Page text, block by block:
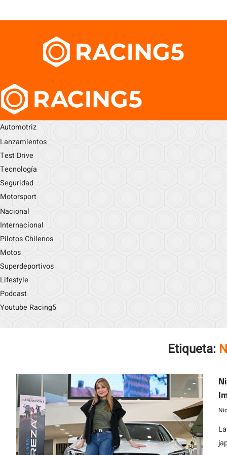
Automotriz
Lanzamientos
Test Drive
Tecnología
Seguridad
Motorsport
Nacional
Internacional
Pilotos Chilenos
Motos
Superdeportivos
Lifestyle
Podcast
Youtube Racing5
Etiqueta: